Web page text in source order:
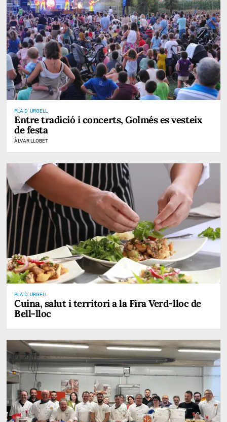
PLA D' URGELL
Entre tradició i concerts, Golmés es vesteix
de festa
ÀLVAR LLOBET
PLA D' URGELL
Cuina, salut i territori a la Fira Verd-lloc de
Bell-lloc